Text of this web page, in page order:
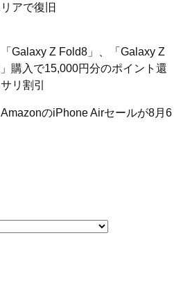
アで復旧
「Galaxy Z Fold8」、「Galaxy Z
購入で15,000円分のポイント還
リ割引
AmazonのiPhone Airセールが8月6